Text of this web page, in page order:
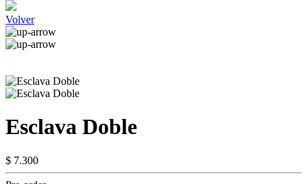
Volver
Esclava Doble
$ 7.300